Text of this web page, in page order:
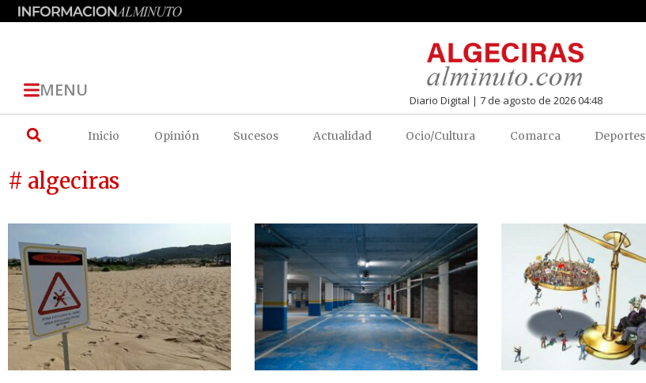
MENU Diario Digital | 7 de agosto de 2026 04:48
Inicio Opinión Sucesos Actualidad Ocio/Cultura Comarca Deportes
# algeciras